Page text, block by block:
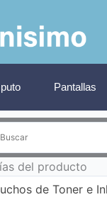
Pantallas
del producto
de Toner e